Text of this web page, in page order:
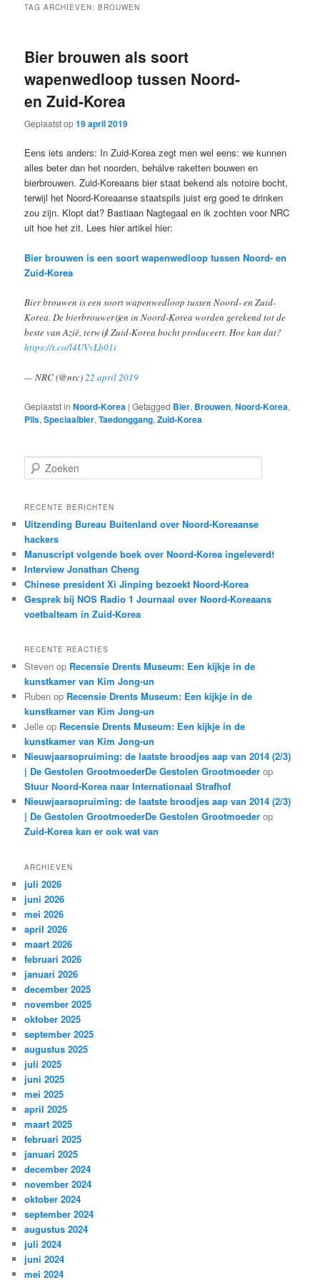
TAG ARCHIEVEN:BROUWEN
Bier brouwen als soort
wapenwedloop tussen Noord-
en Zuid-Korea
Geplaatst op19 april 2019
Eens iets anders: In Zuid-Korea zegt men wel eens: we kunnen
alles beter dan het noorden, behálve raketten bouwen en
bierbrouwen. Zuid-Koreaans bier staat bekend als notoire bocht,
terwijl het Noord-Koreaanse staatspils juist erg goed te drinken
zou zijn. Klopt dat? Bastiaan Nagtegaal en ik zochten voor NRC
uit hoe het zit. Lees hier artikel hier:
Bier brouwen is een soort wapenwedloop tussen Noord- en
Zuid-Korea
Bier brouwen is een soort wapenwedloop tussen Noord- en Zuid-
Korea. De bierbrouwerijen in Noord-Korea worden gerekend tot de
beste van Azië, terwijl Zuid-Korea bocht produceert. Hoe kan dat?
https://t.co/l4UVvLb01i
— NRC (@nrc)22 april 2019
Geplaatst in Noord-Korea |Getagged Bier, Brouwen,Noord-Korea,
Pils,Speciaalbier,Taedonggang,Zuid-Korea
o
k
n
RECENTE BERICHTEN
Uitzending Bureau Buitenland over Noord-Koreaanse
hackers
Manuscript volgende boek over Noord-Korea ingeleverd!
Interview Jonathan Cheng
Chinese president Xi Jinping bezoekt Noord-Korea
Gesprek bij NOS Radio 1 Journaal over Noord-Koreaans
voetbalteam in Zuid-Korea
RECENTE REACTIES
Steven op Recensie Drents Museum: Een kijkje in de
kunstkamer van Kim Jong-un
Ruben op Recensie Drents Museum: Een kijkje in de
kunstkamer van Kim Jong-un
Jelle op Recensie Drents Museum: Een kijkje in de
kunstkamer van Kim Jong-un
Nieuwjaarsopruiming: de laatste broodjes aap van 2014 (2/3)
| De Gestolen GrootmoederDe Gestolen Grootmoeder op
Stuur Noord-Korea naar Internationaal Strafhof
Nieuwjaarsopruiming: de laatste broodjes aap van 2014 (2/3)
| De Gestolen GrootmoederDe Gestolen Grootmoeder op
Zuid-Korea kan er ook wat van
ARCHIEVEN
juli 2026
juni 2026
mei 2026
april 2026
maart 2026
februari 2026
januari 2026
december 2025
november 2025
oktober 2025
september 2025
augustus 2025
juli 2025
juni 2025
mei 2025
april 2025
maart 2025
februari 2025
januari 2025
december 2024
november 2024
oktober 2024
september 2024
augustus 2024
juli 2024
juni 2024
mei 2024